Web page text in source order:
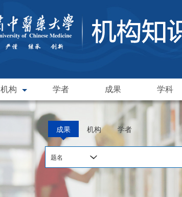
机构 学者 成果 学科
成果 机构 学者
题名